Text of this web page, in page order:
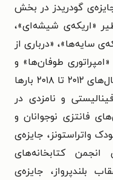
۲۰۲۰ برنده‌ی جایزه‌ی گودریدز در بخش
«اریکه‌ی شیشه‌ای»،
سایه‌ها»، «درباری از
طوفان‌ها» و
«درباری از بال و تباهی» در بازه‌ی سال‌های ۲۰۱۲ تا ۲۰۱۸ بارها
و نامزدی در
فانتزی نوجوانان و
واتراستونز، جایزه‌ی
انجمن کتابخانه‌های
بلندپرواز، جایزه‌ی